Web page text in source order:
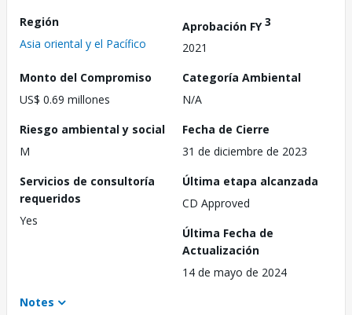
Región
Asia oriental y el Pacífico
Aprobación FY3
2021
Monto del Compromiso
US$ 0.69 millones
Categoría Ambiental
N/A
Riesgo ambiental y social
M
Fecha de Cierre
31 de diciembre de 2023
Servicios de consultoría
requeridos
Yes
Última etapa alcanzada
CD Approved
Última Fecha de
Actualización
14 de mayo de 2024
Notes